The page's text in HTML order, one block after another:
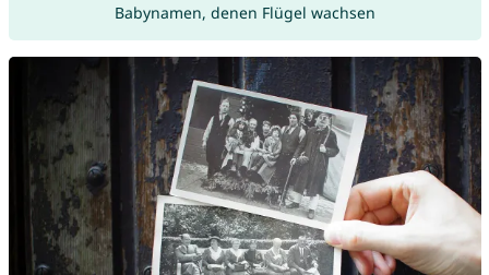
Babynamen, denen Flügel wachsen